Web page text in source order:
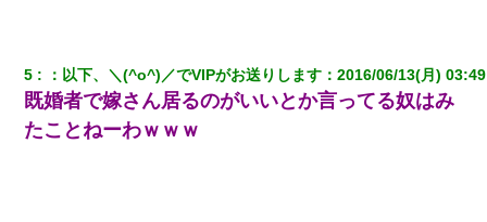
を職場で愚痴ったら、同僚男性が怒鳴りつけてきた。
【修羅場】彼女親「カスな家柄のヤツなんかと家族になるのはご
5 ： 以下、＼(^o^)／でVIPがお送りします ：2016/06/13(月)
既婚者で嫁さん居るのがいいとか言ってる奴はみ
たことねーわｗｗｗ